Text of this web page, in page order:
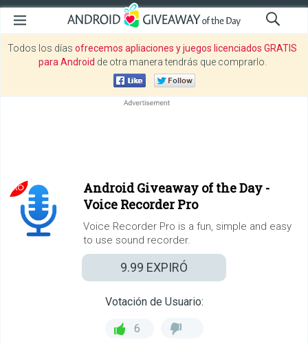
Todos los días ofrecemos apliaciones y juegos licenciados GRATIS
para Android de otra manera tendrás que comprarlo.
Android Giveaway of the Day -
Voice Recorder Pro
Voice Recorder Pro is a fun, simple and easy
to use sound recorder.
9.99 EXPIRÓ
Votación de Usuario:
6